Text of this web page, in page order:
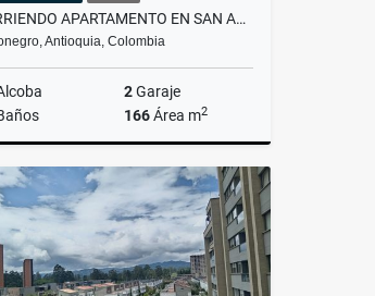
ARRIENDO APARTAMENTO EN SAN ANTONIO, RIONEGRO ANTIOQUIA.
Antioquia, Colombia
2Garaje
166Área m2
Alquiler
$4.000.000